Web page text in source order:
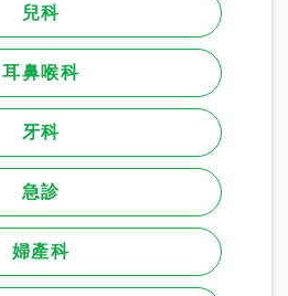
兒科
耳鼻喉科
牙科
急診
婦產科